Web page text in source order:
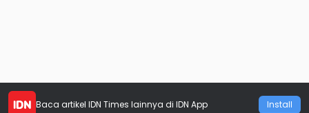
Baca artikel IDN Times lainnya di IDN App Install